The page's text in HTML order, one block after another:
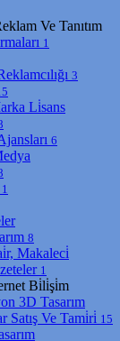
Ve Tanıtım
1
3
Li̇sans
6
1
8
Makaleci̇
1
Bi̇li̇şi̇m
3D Tasarım
Satış Ve Tami̇ri̇ 15